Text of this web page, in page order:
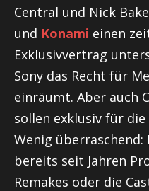
Central und Nick
und Konami einen
Exklusivvertrag
Sony das Recht für
einräumt. Aber auch
sollen exklusiv für
Wenig überraschend:
bereits seit Jahren
Remakes oder die